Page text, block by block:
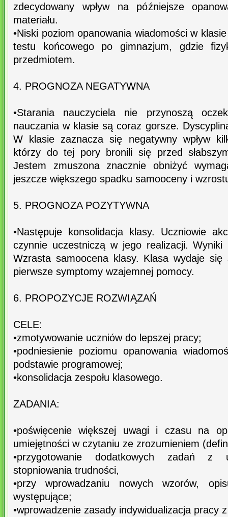
zdecydowany wpływ na późniejsze
materiału.
•Niski poziom opanowania wiadomości w
testu końcowego po gimnazjum, gdzie
przedmiotem.
4. PROGNOZA NEGATYWNA
•Starania nauczyciela nie przynoszą
nauczania w klasie są coraz gorsze.
W klasie zaznacza się negatywny wpływ
którzy do tej pory bronili się przed
Jestem zmuszona znacznie obniżyć
jeszcze większego spadku samooceny i
5. PROGNOZA POZYTYWNA
•Następuje konsolidacja klasy. Uczniowie
czynnie uczestniczą w jego realizacji. Wyniki
Wzrasta samoocena klasy. Klasa wydaje
pierwsze symptomy wzajemnej pomocy.
6. PROPOZYCJE ROZWIĄZAŃ
CELE:
•zmotywowanie uczniów do lepszej pracy;
•podniesienie poziomu opanowania
podstawie programowej;
•konsolidacja zespołu klasowego.
ZADANIA:
•poświęcenie większej uwagi i czasu na
umiejętności w czytaniu ze zrozumieniem
•przygotowanie dodatkowych zadań z
stopniowania trudności,
•przy wprowadzaniu nowych wzorów,
występujące;
•wprowadzenie zasady indywidualizacja pracy